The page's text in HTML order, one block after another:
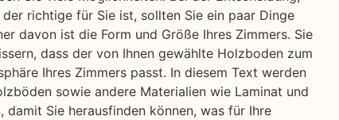
richtige für Sie ist, sollten Sie ein paar Dinge
davon ist die Form und Größe Ihres Zimmers. Sie
dass der von Ihnen gewählte Holzboden zum
Ihres Zimmers passt. In diesem Text werden
sowie andere Materialien wie Laminat und
damit Sie herausfinden können, was für Ihre